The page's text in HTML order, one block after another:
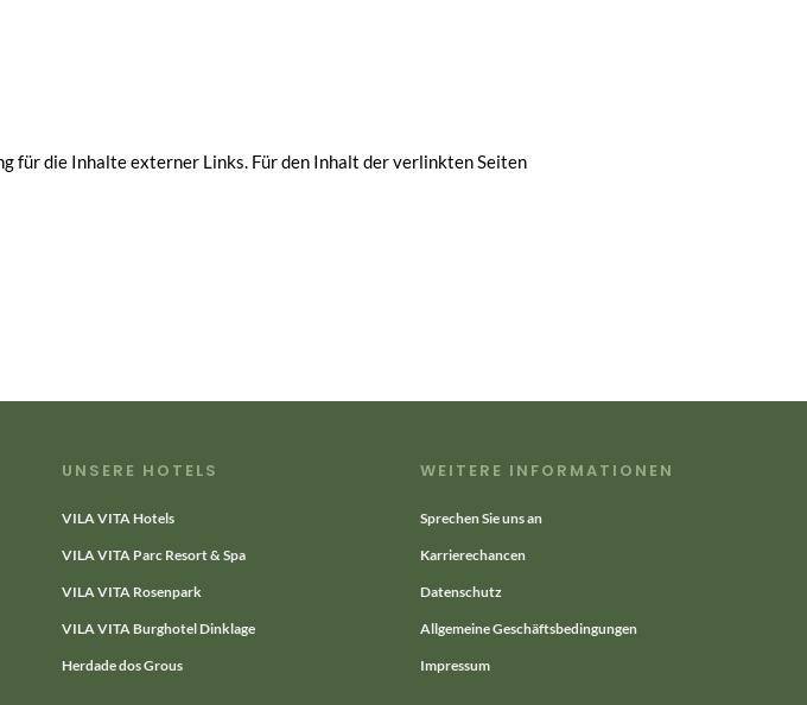
die Inhalte externer Links. Für den Inhalt der verlinkten Seiten
UNSERE HOTELS
VILA VITA Hotels
VILA VITA Parc Resort & Spa
VILA VITA Rosenpark
VILA VITA Burghotel Dinklage
Herdade dos Grous
WEITERE INFORMATIONEN
Sprechen Sie uns an
Karrierechancen
Datenschutz
Allgemeine Geschäftsbedingungen
Impressum